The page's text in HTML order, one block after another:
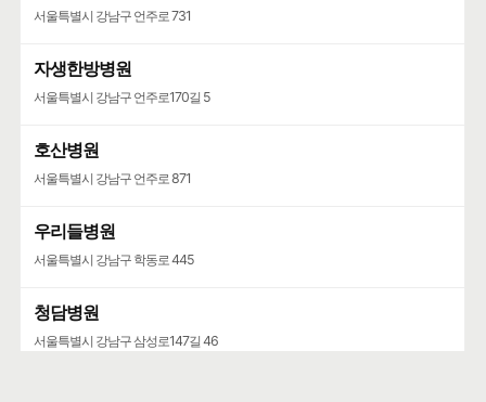
서울특별시 강남구 언주로 731
자생한방병원
서울특별시 강남구 언주로170길 5
호산병원
서울특별시 강남구 언주로 871
우리들병원
서울특별시 강남구 학동로 445
청담병원
서울특별시 강남구 삼성로147길 46